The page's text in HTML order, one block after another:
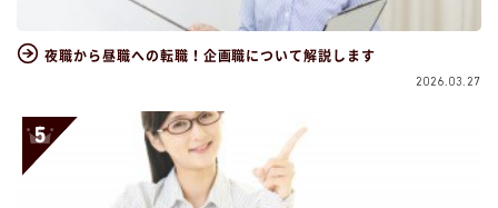
夜職から昼職への転職！企画職について解説します
2026.03.27